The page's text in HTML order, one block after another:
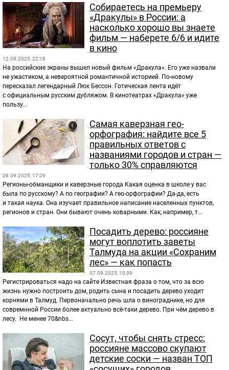
Собираетесь на премьеру
«Дракулы» в России: а
насколько хорошо вы знаете
фильм — наберете 6/6 и идите
в кино
12.09.2025, 22:18
На российские экраны вышел новый фильм «Дракула». Его уже назвали
не ужастиком, а невероятной романтичной историей. По-новому
пересказал легендарный Люк Бессон. Готическая лента идёт
с официальным русским дубляжом. В кинотеатрах «Дракула» уже
пользу...
Самая каверзная гео-
орфография: найдите все 5
правильных ответов с
названиями городов и стран —
только 30% справляются
08.09.2025, 17:29
Регионы-обманщики и каверзные города Какая оценка в школе у вас
была по русскому? А по географии? А гео-орфографии? Да-да, есть
и такая наука. Она изучает правильное написание населенных пунктов,
регионов и стран. Они бывают очень коварными. Как, например, т...
Посадить дерево: россияне
могут воплотить заветы
Талмуда на акции «Сохраним
лес» — как попасть
07.09.2025, 10:39
Регистрироваться надо на сайте Известная фраза о том, что за всю
жизнь нужно построить дом, родить сына и посадить дерево уходит
корнями в Талмуд. Первоначально речь шла о винограднике, но для
совремнной России более актуально всё-таки дерево. При чём дерево в
лесу. Не менее 70&nbs...
Сосут, чтобы снять стресс:
россияне массово скупают
детские соски — назван ТОП